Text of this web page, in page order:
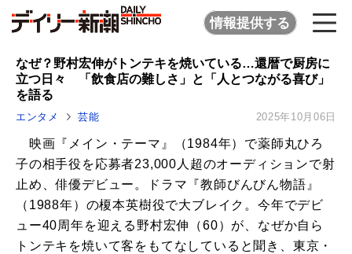
情報提供する
なぜ？野村宏伸がトンテキを焼いている…還暦で厨房に
立つ日々 「飲食店の難しさ」と「人とつながる喜び」
を語る
エンタメ 芸能 2025年10月06日
映画『メイン・テーマ』（1984年）で薬師丸ひろ
子の相手役を応募者23,000人超のオーディションで射
止め、俳優デビュー。ドラマ『教師びんびん物語』
（1988年）の榎本英樹役で大ブレイク。今年でデビ
ュー40周年を迎える野村宏伸（60）が、なぜか自ら
トンテキを焼いて客をもてなしていると聞き、東京・